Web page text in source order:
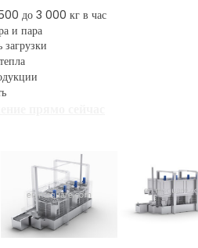
до 3 000 кг в час
и пара